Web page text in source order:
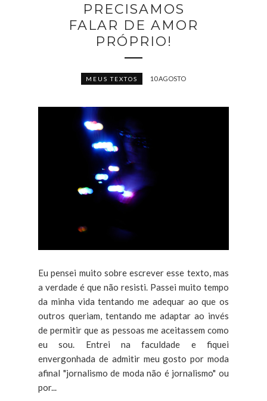
PRECISAMOS
FALAR DE AMOR
PRÓPRIO!
MEUS TEXTOS 10 AGOSTO
Eu pensei muito sobre escrever esse texto, mas
a verdade é que não resisti. Passei muito tempo
da minha vida tentando me adequar ao que os
outros queriam, tentando me adaptar ao invés
de permitir que as pessoas me aceitassem como
eu sou. Entrei na faculdade e fiquei
envergonhada de admitir meu gosto por moda
afinal "jornalismo de moda não é jornalismo" ou
por...